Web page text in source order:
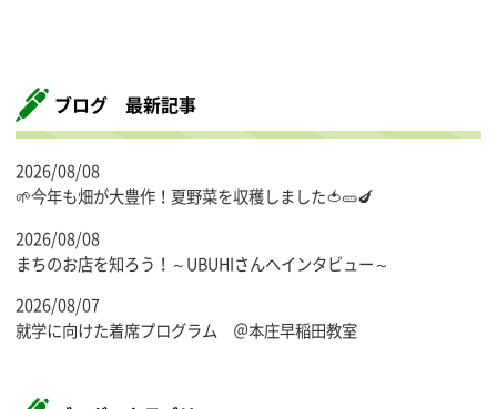
ブログ 最新記事
2026/08/08
🌱今年も畑が大豊作！夏野菜を収穫しました🍅🥒🍆
2026/08/08
まちのお店を知ろう！～UBUHIさんへインタビュー～
2026/08/07
就学に向けた着席プログラム ＠本庄早稲田教室